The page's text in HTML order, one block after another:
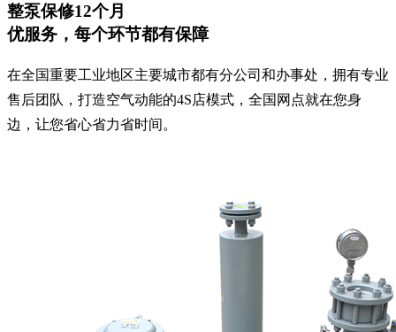
整泵保修12个月
优服务，每个环节都有保障
在全国重要工业地区主要城市都有分公司和办事处，拥有专业
售后团队，打造空气动能的4S店模式，全国网点就在您身
边，让您省心省力省时间。